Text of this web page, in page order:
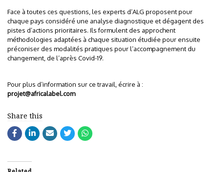
Face à toutes ces questions, les experts d’ALG proposent pour
chaque pays considéré une analyse diagnostique et dégagent des
pistes d’actions prioritaires. Ils formulent des approchent
méthodologies adaptées à chaque situation étudiée pour ensuite
préconiser des modalités pratiques pour l’accompagnement du
changement, de l’après Covid-19.
Pour plus d’information sur ce travail, écrire à :
projet@africalabel.com
Share this